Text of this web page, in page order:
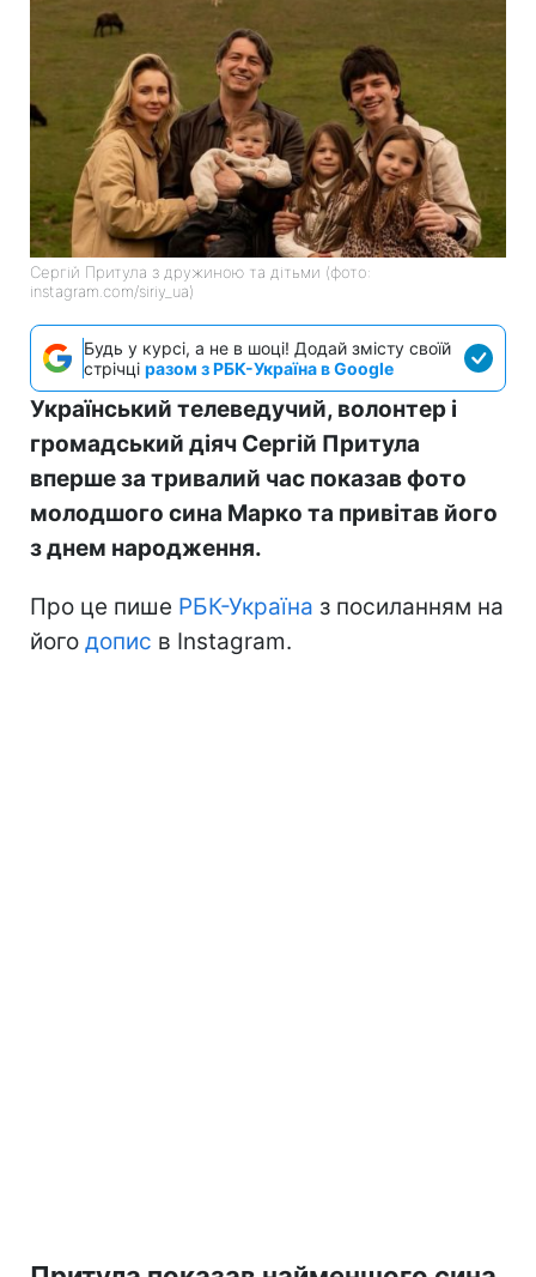
Сергій Притула з дружиною та дітьми (фото:
instagram.com/siriy_ua)
Будь у курсі, а не в шоці! Додай змісту своїй
стрічці разом з РБК-Україна в Google
Український телеведучий, волонтер і
громадський діяч Сергій Притула
вперше за тривалий час показав фото
молодшого сина Марко та привітав його
з днем народження.
Про це пише РБК-Україна з посиланням на
його допис в Instagram.